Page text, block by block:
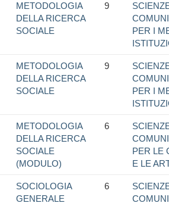
METODOLOGIA
DELLA RICERCA
SOCIALE
9
PER I
METODOLOGIA
DELLA RICERCA
SOCIALE
9
PER I
METODOLOGIA
DELLA RICERCA
SOCIALE
(MODULO)
6
PER LE
E LE
SOCIOLOGIA
GENERALE
6